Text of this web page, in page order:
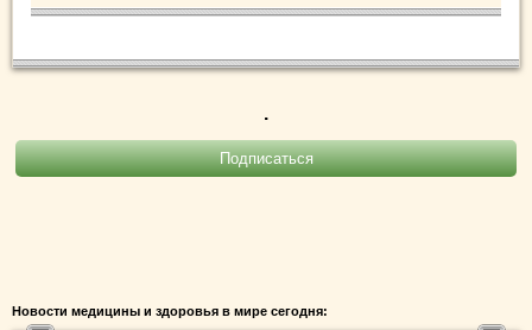
.
Новости медицины и здоровья в мире сегодня: